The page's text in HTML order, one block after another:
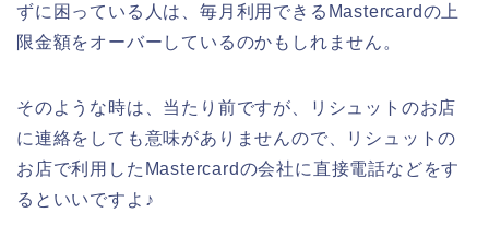
ずに困っている人は、毎月利用できるMastercardの上
限金額をオーバーしているのかもしれません。
そのような時は、当たり前ですが、リシュットのお店
に連絡をしても意味がありませんので、リシュットの
お店で利用したMastercardの会社に直接電話などをす
るといいですよ♪